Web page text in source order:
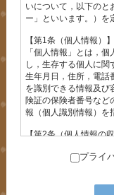
プライ